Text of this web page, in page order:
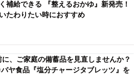
補給できる 『整えるおかゆ』新発売！
たわりたい時におすすめ
、ご家庭の備蓄品を見直しませんか？
ヤ食品『塩分チャージタブレッツ』を